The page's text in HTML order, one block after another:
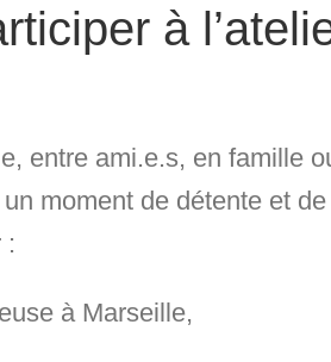
à
entre ami.e.s, en famille
moment de détente et de
:
à Marseille,